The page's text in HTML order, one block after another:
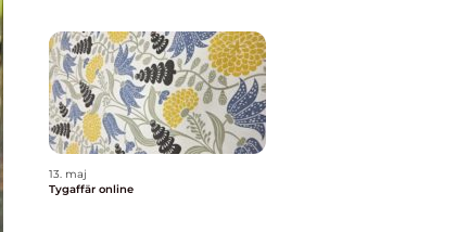
13. maj
Tygaffär online